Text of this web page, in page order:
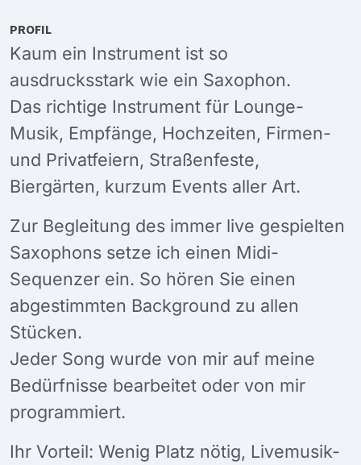
PROFIL
Kaum ein Instrument ist so
ausdrucksstark wie ein Saxophon.
Das richtige Instrument für Lounge-
Musik, Empfänge, Hochzeiten, Firmen-
und Privatfeiern, Straßenfeste,
Biergärten, kurzum Events aller Art.
Zur Begleitung des immer live gespielten
Saxophons setze ich einen Midi-
Sequenzer ein. So hören Sie einen
abgestimmten Background zu allen
Stücken.
Jeder Song wurde von mir auf meine
Bedürfnisse bearbeitet oder von mir
programmiert.
Ihr Vorteil: Wenig Platz nötig, Livemusik-